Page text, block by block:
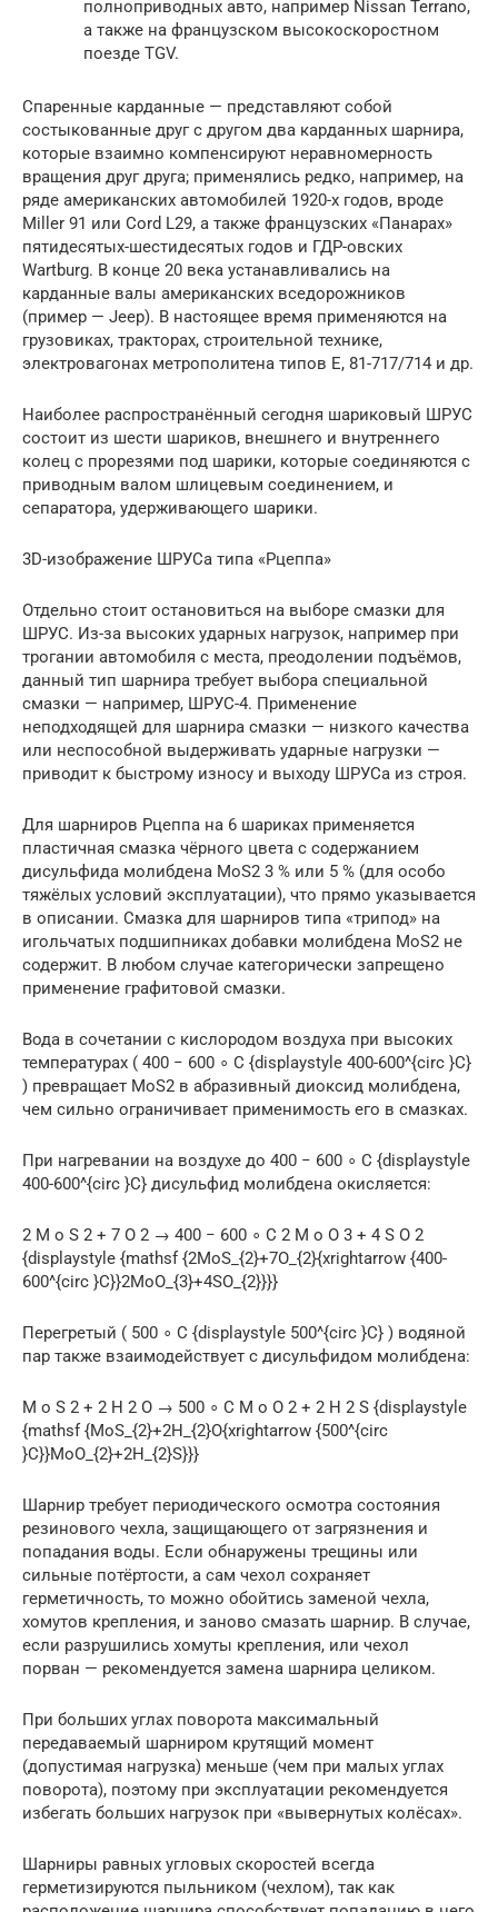
полноприводных авто, например Nissan Terrano,
а также на французском высокоскоростном
поезде TGV.
Спаренные карданные — представляют собой
состыкованные друг с другом два карданных шарнира,
которые взаимно компенсируют неравномерность
вращения друг друга; применялись редко, например, на
ряде американских автомобилей 1920-х годов, вроде
Miller 91 или Cord L29, а также французских «Панарах»
пятидесятых-шестидесятых годов и ГДР-овских
Wartburg. В конце 20 века устанавливались на
карданные валы американских вседорожников
(пример — Jeep). В настоящее время применяются на
грузовиках, тракторах, строительной технике,
электровагонах метрополитена типов Е, 81-717/714 и др.
Наиболее распространённый сегодня шариковый ШРУС
состоит из шести шариков, внешнего и внутреннего
колец с прорезями под шарики, которые соединяются с
приводным валом шлицевым соединением, и
сепаратора, удерживающего шарики.
3D-изображение ШРУСа типа «Рцеппа»
Отдельно стоит остановиться на выборе смазки для
ШРУС. Из-за высоких ударных нагрузок, например при
трогании автомобиля с места, преодолении подъёмов,
данный тип шарнира требует выбора специальной
смазки — например, ШРУС-4. Применение
неподходящей для шарнира смазки — низкого качества
или неспособной выдерживать ударные нагрузки —
приводит к быстрому износу и выходу ШРУСа из строя.
Для шарниров Рцеппа на 6 шариках применяется
пластичная смазка чёрного цвета с содержанием
дисульфида молибдена MoS2 3 % или 5 % (для особо
тяжёлых условий эксплуатации), что прямо указывается
в описании. Смазка для шарниров типа «трипод» на
игольчатых подшипниках добавки молибдена MoS2 не
содержит. В любом случае категорически запрещено
применение графитовой смазки.
Вода в сочетании с кислородом воздуха при высоких
температурах ( 400 − 600 ∘ C {displaystyle 400-600^{circ }C}
) превращает MoS2 в абразивный диоксид молибдена,
чем сильно ограничивает применимость его в смазках.
При нагревании на воздухе до 400 − 600 ∘ C {displaystyle
400-600^{circ }C} дисульфид молибдена окисляется:
2 M o S 2 + 7 O 2 → 400 − 600 ∘ C 2 M o O 3 + 4 S O 2
{displaystyle {mathsf {2MoS_{2}+7O_{2}{xrightarrow {400-
600^{circ }C}}2MoO_{3}+4SO_{2}}}}
Перегретый ( 500 ∘ C {displaystyle 500^{circ }C} ) водяной
пар также взаимодействует с дисульфидом молибдена:
M o S 2 + 2 H 2 O → 500 ∘ C M o O 2 + 2 H 2 S {displaystyle
{mathsf {MoS_{2}+2H_{2}O{xrightarrow {500^{circ
}C}}MoO_{2}+2H_{2}S}}}
Шарнир требует периодического осмотра состояния
резинового чехла, защищающего от загрязнения и
попадания воды. Если обнаружены трещины или
сильные потёртости, а сам чехол сохраняет
герметичность, то можно обойтись заменой чехла,
хомутов крепления, и заново смазать шарнир. В случае,
если разрушились хомуты крепления, или чехол
порван — рекомендуется замена шарнира целиком.
При больших углах поворота максимальный
передаваемый шарниром крутящий момент
(допустимая нагрузка) меньше (чем при малых углах
поворота), поэтому при эксплуатации рекомендуется
избегать больших нагрузок при «вывернутых колёсах».
Шарниры равных угловых скоростей всегда
герметизируются пыльником (чехлом), так как